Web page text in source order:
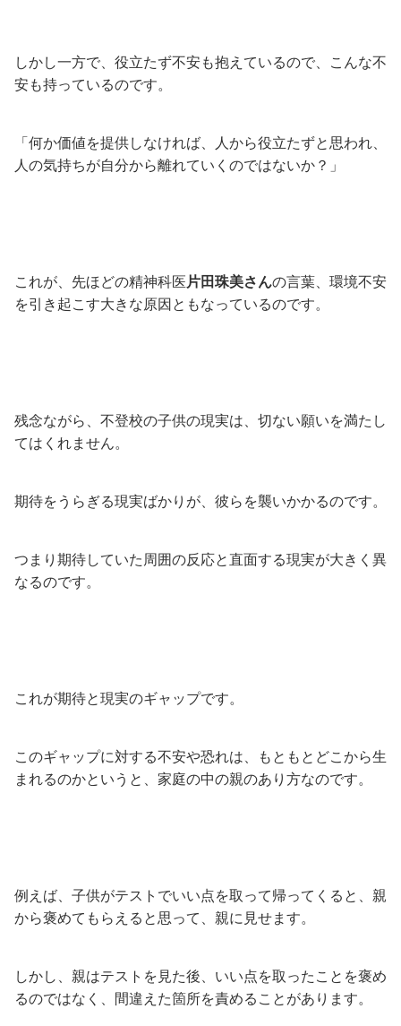
しかし一方で、役立たず不安も抱えているので、こんな不
安も持っているのです。
「何か価値を提供しなければ、人から役立たずと思われ、
人の気持ちが自分から離れていくのではないか？」
これが、先ほどの精神科医片田珠美さんの言葉、環境不安
を引き起こす大きな原因ともなっているのです。
残念ながら、不登校の子供の現実は、切ない願いを満たし
てはくれません。
期待をうらぎる現実ばかりが、彼らを襲いかかるのです。
つまり期待していた周囲の反応と直面する現実が大きく異
なるのです。
これが期待と現実のギャップです。
このギャップに対する不安や恐れは、もともとどこから生
まれるのかというと、家庭の中の親のあり方なのです。
例えば、子供がテストでいい点を取って帰ってくると、親
から褒めてもらえると思って、親に見せます。
しかし、親はテストを見た後、いい点を取ったことを褒め
るのではなく、間違えた箇所を責めることがあります。